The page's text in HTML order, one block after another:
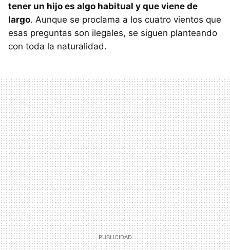
tener un hijo es algo habitual y que viene de
largo. Aunque se proclama a los cuatro vientos que
esas preguntas son ilegales, se siguen planteando
con toda la naturalidad.